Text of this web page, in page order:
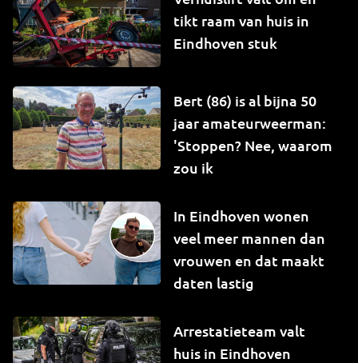
tikt raam van huis in
Eindhoven stuk
Bert (86) is al bijna 50
jaar amateurweerman:
'Stoppen? Nee, waarom
zou ik
In Eindhoven wonen
veel meer mannen dan
vrouwen en dat maakt
daten lastig
Arrestatieteam valt
huis in Eindhoven